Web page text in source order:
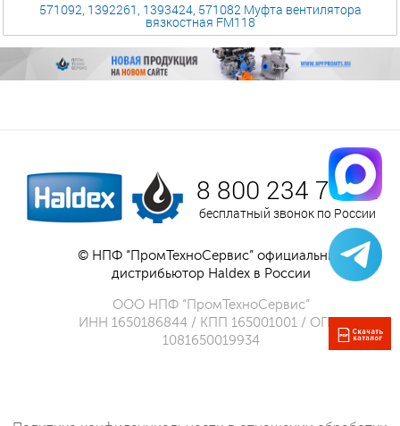
571092, 1392261, 1393424, 571082 Муфта вентилятора
вязкостная FM118
8 800 234 75 52
бесплатный звонок по России
© НПФ “ПромТехноСервис” официальный
дистрибьютор Haldex в России
ООО НПФ “ПромТехноСервис”
ИНН 1650186844 / КПП 165001001 / ОГРН
1081650019934